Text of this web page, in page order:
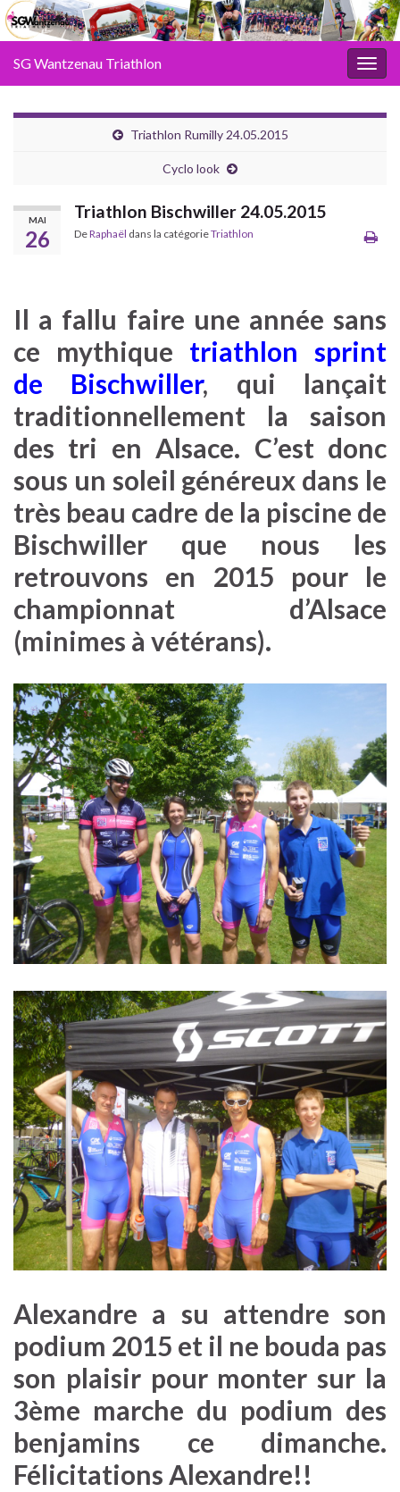
SG Wantzenau Triathlon
Triathlon Rumilly 24.05.2015
Cyclo look
MAI
26
Triathlon Bischwiller 24.05.2015
DeRaphaël dans la catégorieTriathlon
Il a fallu faire une année sans
ce mythique triathlon sprint
de Bischwiller, qui lançait
traditionnellement la saison
des tri en Alsace. C’est donc
sous un soleil généreux dans le
très beau cadre de la piscine de
Bischwiller que nous les
retrouvons en 2015 pour le
championnat d’Alsace
(minimes à vétérans).
Alexandre a su attendre son
podium 2015 et il ne bouda pas
son plaisir pour monter sur la
3ème marche du podium des
benjamins ce dimanche.
Félicitations Alexandre!!